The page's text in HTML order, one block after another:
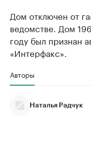
Дом отключен от
ведомстве. Дом
году был признан
«Интерфакс».
Авторы
Наталья Радчук